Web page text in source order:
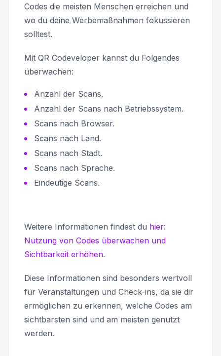
Codes die meisten Menschen erreichen und
wo du deine Werbemaßnahmen fokussieren
solltest.
Mit QR Codeveloper kannst du Folgendes
überwachen:
Anzahl der Scans.
Anzahl der Scans nach Betriebssystem.
Scans nach Browser.
Scans nach Land.
Scans nach Stadt.
Scans nach Sprache.
Eindeutige Scans.
Weitere Informationen findest du hier:
Nutzung von Codes überwachen und
Sichtbarkeit erhöhen.
Diese Informationen sind besonders wertvoll
für Veranstaltungen und Check-ins, da sie dir
ermöglichen zu erkennen, welche Codes am
sichtbarsten sind und am meisten genutzt
werden.